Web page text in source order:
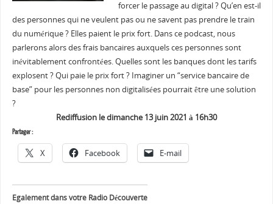
forcer le passage au digital ? Qu’en est-il
des personnes qui ne veulent pas ou ne savent pas prendre le train
du numérique ? Elles paient le prix fort. Dans ce podcast, nous
parlerons alors des frais bancaires auxquels ces personnes sont
inévitablement confrontées. Quelles sont les banques dont les tarifs
explosent ? Qui paie le prix fort ? Imaginer un “service bancaire de
base” pour les personnes non digitalisées pourrait être une solution
?
Rediffusion le dimanche 13 juin 2021 à 16h30
Partager :
X Facebook E-mail
Egalement dans votre Radio Découverte